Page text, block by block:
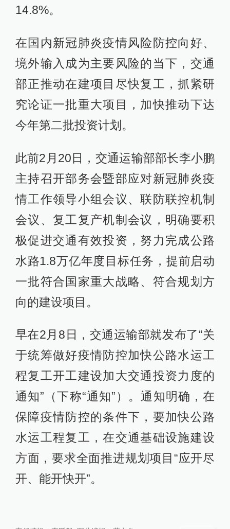
14.8%。
在国内新冠肺炎疫情风险防控向好、
境外输入成为主要风险的当下，交通
部正推动在建项目尽快复工，抓紧研
究论证一批重大项目，加快推动下达
今年第二批投资计划。
此前2月20日，交通运输部部长李小鹏
主持召开部务会暨部应对新冠肺炎疫
情工作领导小组会议、联防联控机制
会议、复工复产机制会议，明确要积
极促进交通有效投资，努力完成公路
水路1.8万亿年度目标任务，提前启动
一批符合国家重大战略、符合规划方
向的建设项目。
早在2月8日，交通运输部就发布了“关
于统筹做好疫情防控加快公路水运工
程复工开工建设加大交通投资力度的
通知”（下称“通知”）。通知明确，在
保障疫情防控的条件下，要加快公路
水运工程复工，在交通基础设施建设
方面，要求全面推进规划项目“应开尽
开、能开快开”。